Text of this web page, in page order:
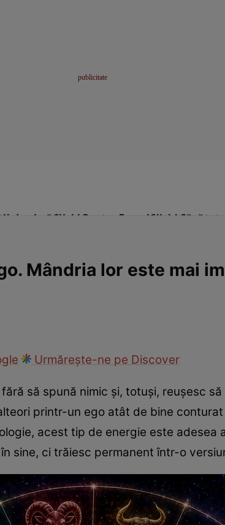
de viațăClick! Pentru FemeiClick! Sănătate
Mândria lor este mai
Urmărește-ne pe Discover
să spună nimic și, totuși, reușesc
printr-un ego atât de bine
acest tip de energie este adesea
sine, ci trăiesc permanent într-o